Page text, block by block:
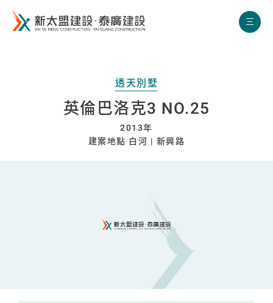
透天別墅
英倫巴洛克3 NO.25
2013年
建案地點 白河 | 新興路